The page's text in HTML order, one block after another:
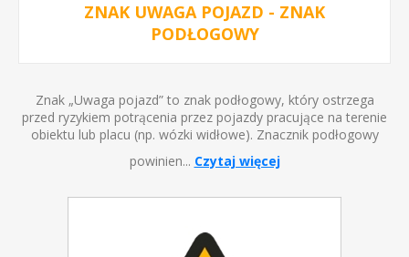
ZNAK UWAGA POJAZD - ZNAK
PODŁOGOWY
Znak „Uwaga pojazd” to znak podłogowy, który ostrzega
przed ryzykiem potrącenia przez pojazdy pracujące na terenie
obiektu lub placu (np. wózki widłowe). Znacznik podłogowy
powinien... Czytaj więcej